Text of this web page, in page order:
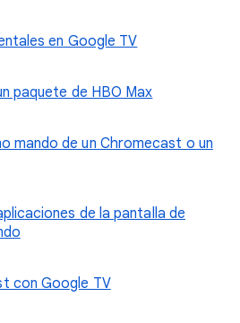
en Google TV
paquete de HBO Max
mando de un Chromecast o un
de la pantalla de
con Google TV